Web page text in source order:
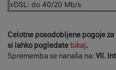
xDSL: do 40/20 Mb/s
Celotne posodobljene pogoje
si lahko pogledatetukaj.
Sprememba se nanaša na: VII.